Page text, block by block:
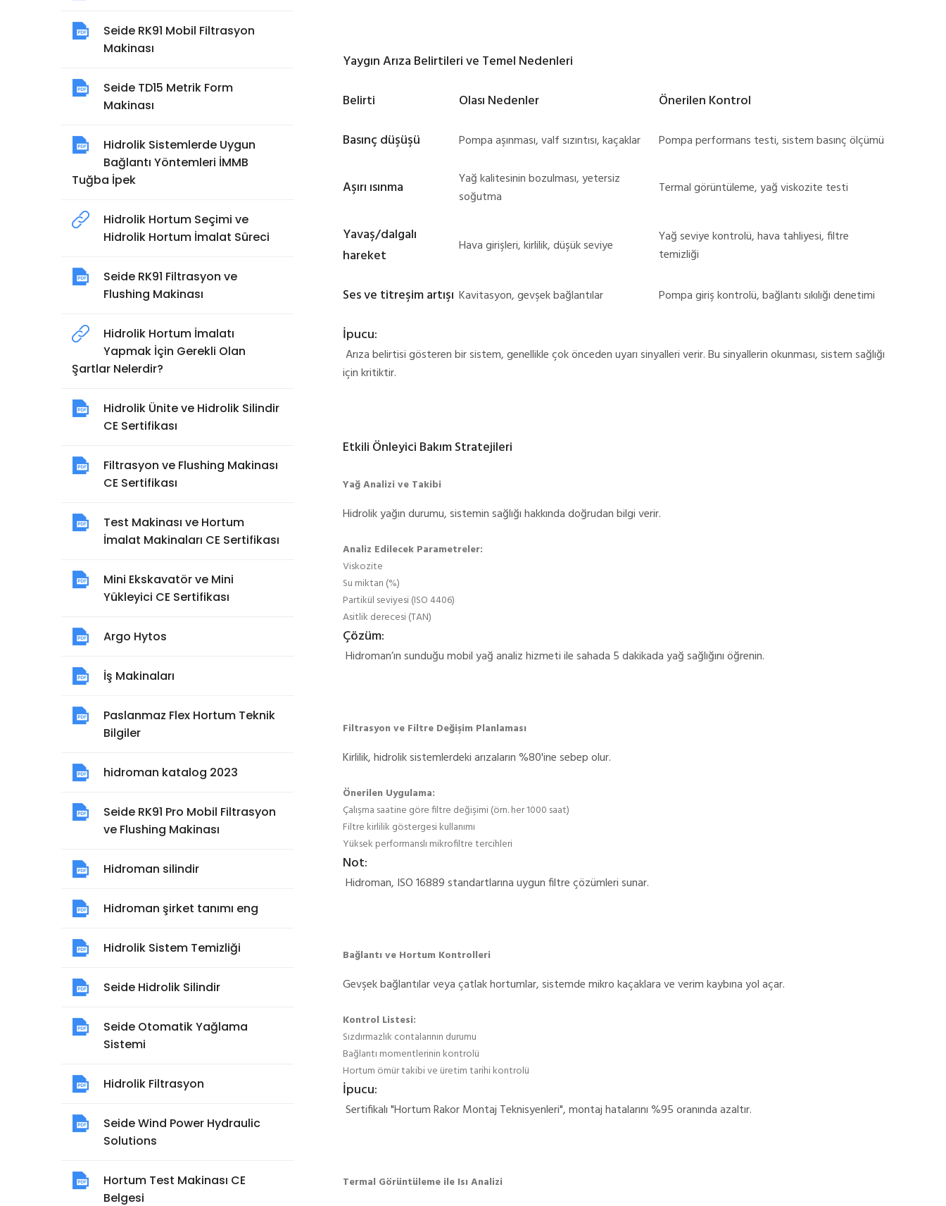
Yaygın Arıza Belirtileri ve Temel Nedenleri
Belirti
Olası Nedenler
Önerilen Kontrol
Basınç düşüşü
Pompa aşınması, valf sızıntısı, kaçaklar Pompa performans testi, sistem basınç ölçümü
Aşırı ısınma
Yağ kalitesinin bozulması, yetersiz
soğutma
Termal görüntüleme, yağ viskozite testi
Yavaş/dalgalı
hareket
Hava girişleri, kirlilik, düşük seviye
Yağ seviye kontrolü, hava tahliyesi, filtre
temizliği
Ses ve titreşim artışı Kavitasyon, gevşek bağlantılar Pompa giriş kontrolü, bağlantı sıkılığı denetimi
İpucu:
Arıza belirtisi gösteren bir sistem, genellikle çok önceden uyarı sinyalleri verir. Bu sinyallerin okunması, sistem sağlığı
için kritiktir.
Etkili Önleyici Bakım Stratejileri
Yağ Analizi ve Takibi
Hidrolik yağın durumu, sistemin sağlığı hakkında doğrudan bilgi verir.
Analiz Edilecek Parametreler:
Viskozite
Su miktarı (%)
Partikül seviyesi (ISO 4406)
Asitlik derecesi (TAN)
Çözüm:
Hidroman’ın sunduğu mobil yağ analiz hizmeti ile sahada 5 dakikada yağ sağlığını öğrenin.
Filtrasyon ve Filtre Değişim Planlaması
Kirlilik, hidrolik sistemlerdeki arızaların %80'ine sebep olur.
Önerilen Uygulama:
Çalışma saatine göre filtre değişimi (örn. her 1000 saat)
Filtre kirlilik göstergesi kullanımı
Yüksek performanslı mikrofiltre tercihleri
Not:
Hidroman, ISO 16889 standartlarına uygun filtre çözümleri sunar.
Bağlantı ve Hortum Kontrolleri
Gevşek bağlantılar veya çatlak hortumlar, sistemde mikro kaçaklara ve verim kaybına yol açar.
Kontrol Listesi:
Sızdırmazlık contalarının durumu
Bağlantı momentlerinin kontrolü
Hortum ömür takibi ve üretim tarihi kontrolü
İpucu:
Sertifikalı "Hortum Rakor Montaj Teknisyenleri", montaj hatalarını %95 oranında azaltır.
Termal Görüntüleme ile Isı Analizi
Seide RK91 Mobil Filtrasyon
Makinası
Seide TD15 Metrik Form
Makinası
Hidrolik Sistemlerde Uygun
Bağlantı Yöntemleri İMMB
Tuğba İpek
Hidrolik Hortum Seçimi ve
Hidrolik Hortum İmalat Süreci
Seide RK91 Filtrasyon ve
Flushing Makinası
Hidrolik Hortum İmalatı
Yapmak İçin Gerekli Olan
Şartlar Nelerdir?
Hidrolik Ünite ve Hidrolik Silindir
CE Sertifikası
Filtrasyon ve Flushing Makinası
CE Sertifikası
Test Makinası ve Hortum
İmalat Makinaları CE Sertifikası
Mini Ekskavatör ve Mini
Yükleyici CE Sertifikası
Argo Hytos
İş Makinaları
Paslanmaz Flex Hortum Teknik
Bilgiler
hidroman katalog 2023
Seide RK91 Pro Mobil Filtrasyon
ve Flushing Makinası
Hidroman silindir
Hidroman şirket tanımı eng
Hidrolik Sistem Temizliği
Seide Hidrolik Silindir
Seide Otomatik Yağlama
Sistemi
Hidrolik Filtrasyon
Seide Wind Power Hydraulic
Solutions
Hortum Test Makinası CE
Belgesi